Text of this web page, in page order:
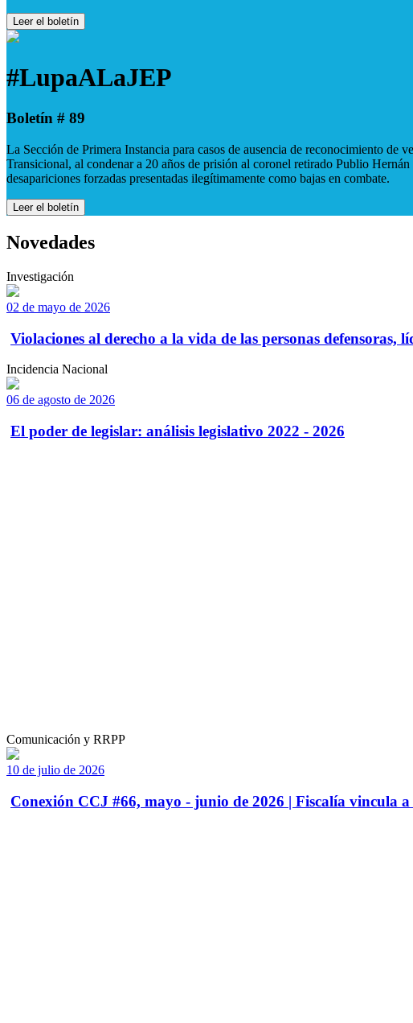
Leer el boletín
#LupaALaJEP
Boletín # 89
La Sección de Primera Instancia para casos de ausencia de reconocimiento
Transicional, al condenar a 20 años de prisión al coronel retirado Publio
desapariciones forzadas presentadas ilegítimamente como bajas en combate.
Leer el boletín
Novedades
Investigación
02 de mayo de 2026
Violaciones al derecho a la vida de las personas defensoras,
Incidencia Nacional
06 de agosto de 2026
El poder de legislar: análisis legislativo 2022 - 2026
Comunicación y RRPP
10 de julio de 2026
Conexión CCJ #66, mayo - junio de 2026 | Fiscalía vincula